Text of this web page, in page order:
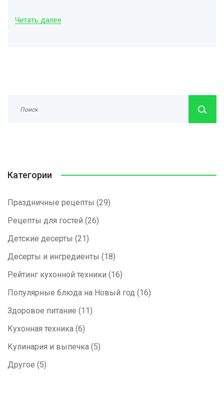
Читать далее
Категории
Праздничные рецепты (29)
Рецепты для гостей (26)
Детские десерты (21)
Десерты и ингредиенты (18)
Рейтинг кухонной техники (16)
Популярные блюда на Новый год (16)
Здоровое питание (11)
Кухонная техника (6)
Кулинария и выпечка (5)
Другое (5)